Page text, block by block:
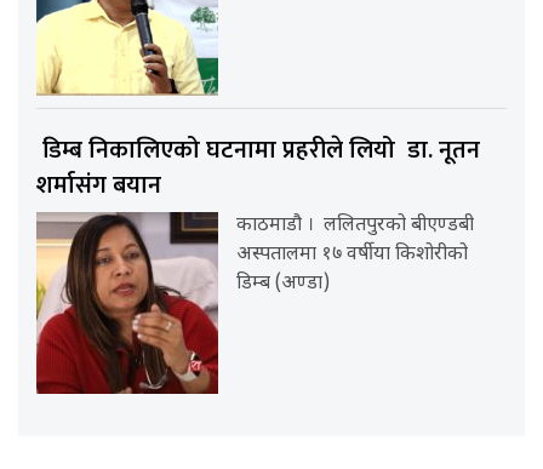
डिम्ब निकालिएको घटनामा प्रहरीले लियो डा. नूतन
शर्मासंग बयान
काठमाडौ । ललितपुरको बीएण्डबी
अस्पतालमा १७ वर्षीया किशोरीको
डिम्ब (अण्डा)